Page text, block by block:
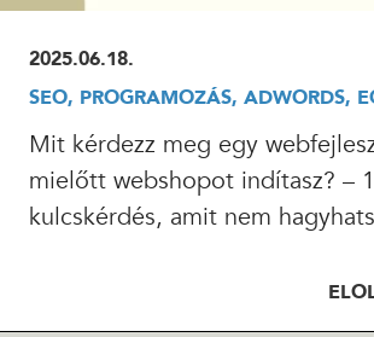
2025.06.18.
SEO, PROGRAMOZÁS, ADWORDS,
Mit kérdezz meg egy
mielőtt webshopot indítasz? –
kulcskérdés, amit nem